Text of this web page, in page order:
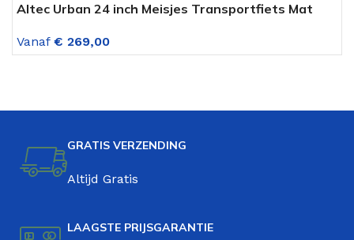
Altec Urban 24 inch Meisjes Transportfiets Mat
Vanaf € 269,00
GRATIS VERZENDING
Altijd Gratis
LAAGSTE PRIJSGARANTIE